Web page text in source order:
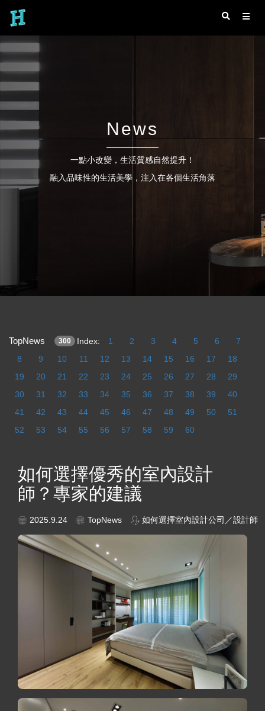
News
一點小改變，生活質感自然提升！
融入品味性的生活美學，注入在各個生活角落
TopNews 300 Index: 1 2 3 4 5 6
7
8
9 10 11 12 13 14 15 16 17
18
19
20 21 22 23 24 25 26 27 28
29
30
31 32 33 34 35 36 37 38 39
40
41
42 43 44 45 46 47 48 49 50
51
52
53 54 55 56 57 58 59 60
如何選擇優秀的室內設計
師？專家的建議
2025.9.24 TopNews 如何選擇室內設計公司／設計師